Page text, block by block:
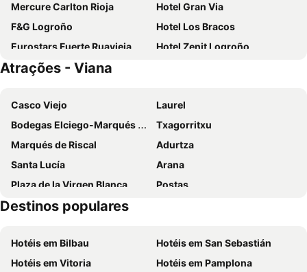
Mercure Carlton Rioja
Hotel Gran Via
F&G Logroño
Hotel Los Bracos
Eurostars Fuerte Ruavieja
Hotel Zenit Logroño
Eurostars Marqués de Vallejo
Hotel Ciudad de Logroño
Áurea Palacio de Correos by Eurostars Hotel Company
Hotel Rey Sancho
Sercotel Murrieta
Hotel Silken Villa de Laguardia
Sercotel Calle Mayor
AC Hotel La Rioja
El Olivo de Sansol
Hotel Pachico
Sercotel Portales
Vianatxiki
Hotel Isasa
Hotel Villa de los Arcos
Hotel Restaurante Marixa
Hotel Castillo El Collado
Atrações - Viana
Casco Viejo
Laurel
Bodegas Elciego-Marqués de Riscal
Txagorritxu
Marqués de Riscal
Adurtza
Santa Lucía
Arana
Plaza de la Virgen Blanca
Postas
Gazalbide
Tranvía
Santiago
Ensanche
Lovaina
Destinos populares
Hotéis em Bilbau
Hotéis em San Sebastián
Hotéis em Vitoria
Hotéis em Pamplona